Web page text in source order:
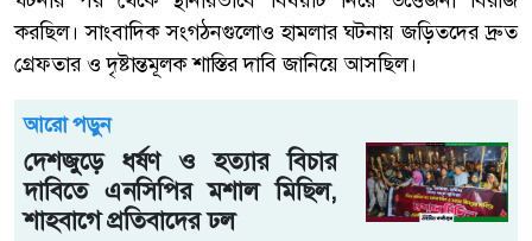
করছিল। সাংবাদিক সংগঠনগুলোও হামলার ঘটনায় জড়িতদের দ্রুত
গ্রেফতার ও দৃষ্টান্তমূলক শাস্তির দাবি জানিয়ে আসছিল।
আরো পড়ুন
দেশজুড়ে ধর্ষণ ও হত্যার বিচার
দাবিতে এনসিপির মশাল মিছিল,
শাহবাগে প্রতিবাদের ঢল